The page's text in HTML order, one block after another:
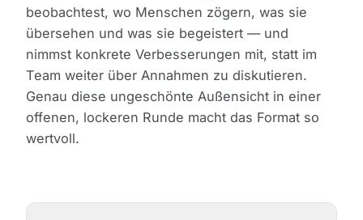
beobachtest, wo Menschen zögern, was sie
übersehen und was sie begeistert — und
nimmst konkrete Verbesserungen mit, statt im
Team weiter über Annahmen zu diskutieren.
Genau diese ungeschönte Außensicht in einer
offenen, lockeren Runde macht das Format so
wertvoll.